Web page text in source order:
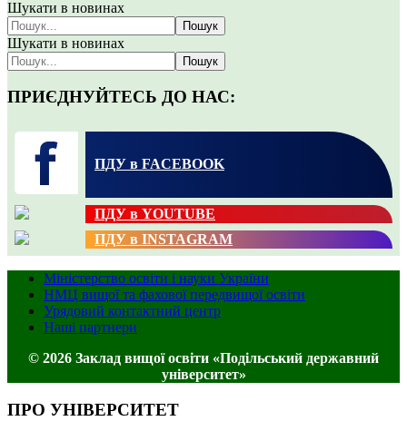
Шукати в новинах
Пошук
Шукати в новинах
Пошук
ПРИЄДНУЙТЕСЬ ДО НАС:
ПДУ в FACEBOOK
ПДУ в YOUTUBE
ПДУ в INSTAGRAM
Міністерство освіти і науки України
НМЦ вищої та фахової передвищої освіти
Урядовий контактний центр
Наші партнери
© 2026 Заклад вищої освіти «Подільський державний
університет»
ПРО УНІВЕРСИТЕТ